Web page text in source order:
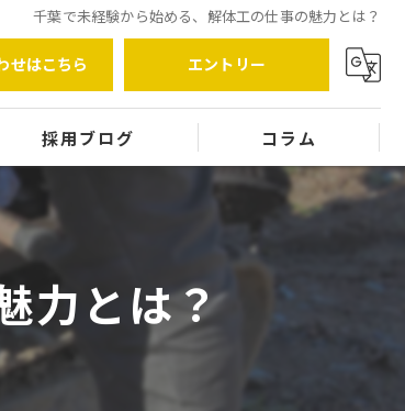
千葉で未経験から始める、解体工の仕事の魅力とは？
せはこちら エントリー
採用ブログ コラム
力とは？